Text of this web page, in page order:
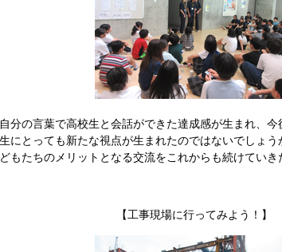
分の言葉で高校生と会話ができた達成感が生まれ、
にとっても新たな視点が生まれたのではないでしょ
もたちのメリットとなる交流をこれからも続けていき
【工事現場に行ってみよう！】